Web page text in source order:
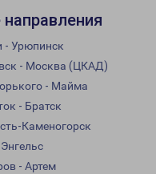
направления
- Урюпинск
- Москва (ЦКАД)
- Майма
- Братск
Каменогорск
- Артем